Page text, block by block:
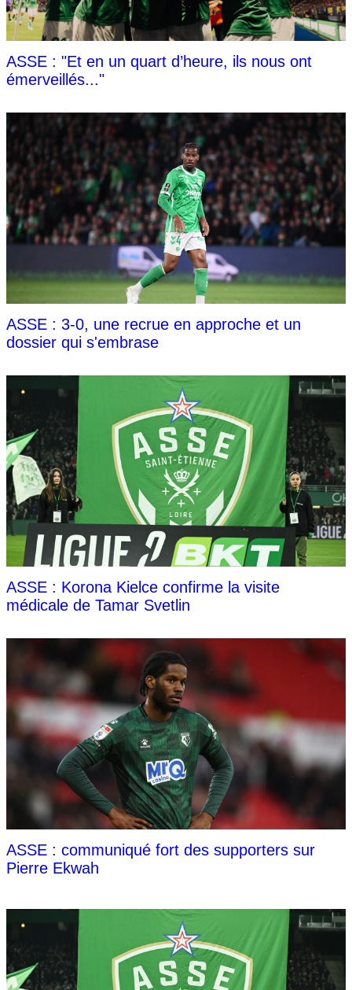
ASSE : "Et en un quart d’heure, ils nous ont
émerveillés..."
ASSE : 3-0, une recrue en approche et un
dossier qui s'embrase
ASSE : Korona Kielce confirme la visite
médicale de Tamar Svetlin
ASSE : communiqué fort des supporters sur
Pierre Ekwah